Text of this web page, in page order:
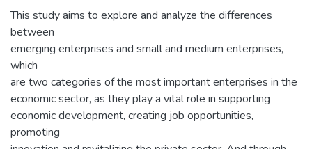
This study aims to explore and analyze the differences
between
emerging enterprises and small and medium enterprises,
which
are two categories of the most important enterprises in the
economic sector, as they play a vital role in supporting
economic development, creating job opportunities,
promoting